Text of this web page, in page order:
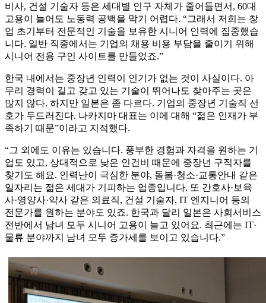
비사, 건설 기술자 등은 세대별 인구 자체가 줄어들면서, 60대
고용이 늘어도 노동력 공백을 막기 어렵다. “그래서 저희는 창
업 초기부터 전문적인 기술을 보유한 시니어 인력에 집중했습
니다. 일반 직종에서는 기업의 채용 비용 부담을 줄이기 위해
시니어 전용 구인 사이트를 만들었죠.”
한국 내에서는 중장년 인력이 인기가 없는 것이 사실이다. 아
무리 경력이 길고 갖고 있는 기술이 뛰어나도 찾아주는 곳은
많지 않다. 하지만 일본은 좀 다르다. 기업의 중장년 기술직 선
호가 두드러진다. 나카지마 대표는 이에 대해 “젊은 인재가 부
족하기 때문”이라고 지적했다.
“그 외에도 이유는 있습니다. 풍부한 경험과 자격을 원하는 기
업도 있고, 상대적으로 낮은 인건비 때문에 중장년 구직자를
찾기도 해요. 인력난이 극심한 분야, 돌봄·청소·교통안내 같은
일자리는 젊은 세대가 기피하는 업종입니다. 또 간호사·보육
사·영양사·약사 같은 의료직, 건설 기술자, IT 엔지니어 등의
전문가를 원하는 분야도 있죠. 한국과 달리 일본은 사회서비스
전반에서 남녀 모두 시니어 고용이 늘고 있어요. 최근에는 IT·
물류 분야까지 남녀 모두 증가세를 보이고 있습니다.”